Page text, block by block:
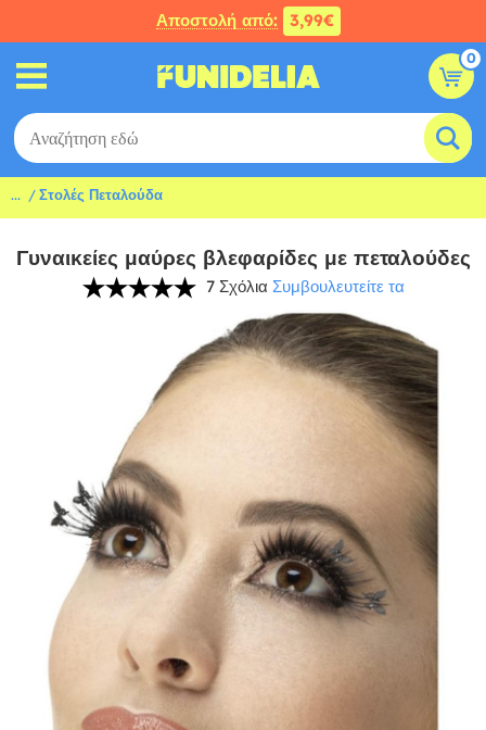
Αποστολή από: 3,99€
0
... Στολές Πεταλούδα
Γυναικείες μαύρες βλεφαρίδες με πεταλούδες
7 Σχόλια Συμβουλευτείτε τα